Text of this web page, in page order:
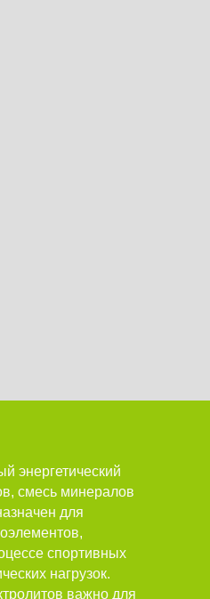
энергетический
смесь минералов
для
спортивных
нагрузок.
важно для